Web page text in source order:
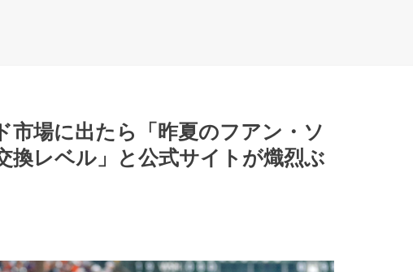
市場に出たら「昨夏のフアン・ソ
換レベル」と公式サイトが熾烈ぶ